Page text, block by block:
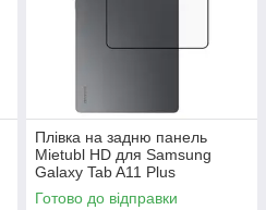
Плівка на задню панель
Mietubl HD для Samsung
Galaxy Tab A11 Plus
Готово до відправки